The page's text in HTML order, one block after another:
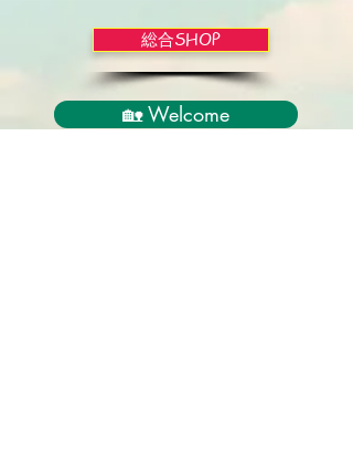
総合SHOP
🏡 Welcome